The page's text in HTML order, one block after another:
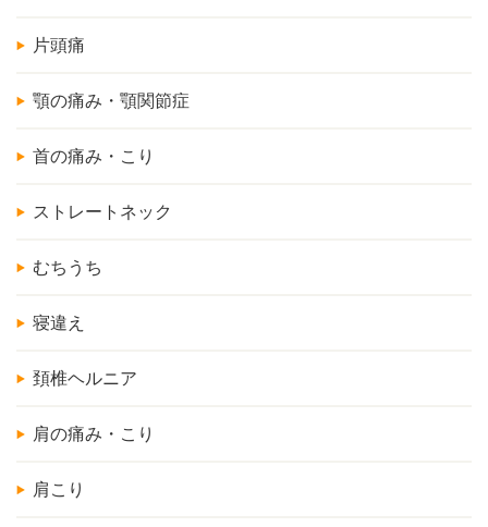
片頭痛
顎の痛み・顎関節症
首の痛み・こり
ストレートネック
むちうち
寝違え
頚椎ヘルニア
肩の痛み・こり
肩こり